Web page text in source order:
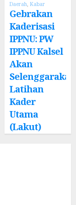
Daerah,Kabar
Gebrakan
Kaderisasi
IPPNU: PW
IPPNU Kalsel
Akan
Selenggarakan
Latihan
Kader
Utama
(Lakut)